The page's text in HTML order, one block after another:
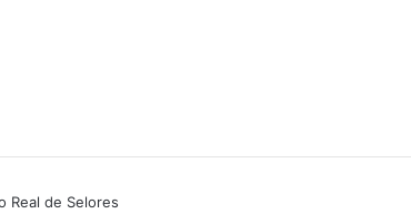
Real de Selores